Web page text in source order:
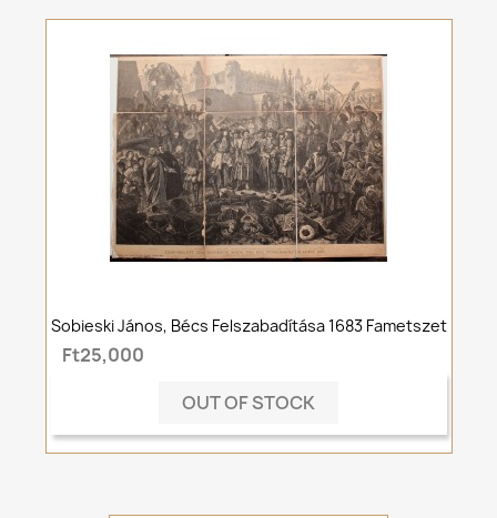
Sobieski János, Bécs Felszabadítása 1683 Fametszet
Ft25,000
OUT OF STOCK